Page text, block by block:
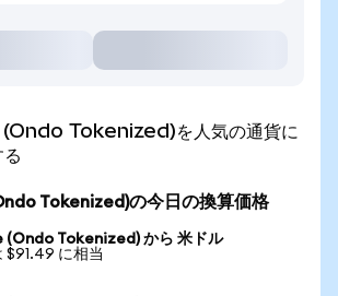
Tokenized)を人気の通貨に
Tokenized)の今日の換算価格
Tokenized) から 米ドル
$91.49 に相当